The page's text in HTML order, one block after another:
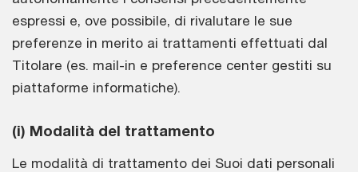
espressi e, ove possibile, di rivalutare le sue
preferenze in merito ai trattamenti effettuati dal
Titolare (es. mail-in e preference center gestiti su
piattaforme informatiche).
(i) Modalità del trattamento
Le modalità di trattamento dei Suoi dati personali